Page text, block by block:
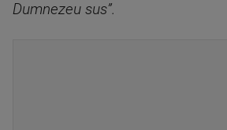
Dumnezeu sus”.